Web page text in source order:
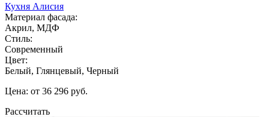
Кухня Алисия
Материал фасада:
Акрил, МДФ
Стиль:
Современный
Цвет:
Белый, Глянцевый, Черный
Цена: от 36 296 руб.
Рассчитать